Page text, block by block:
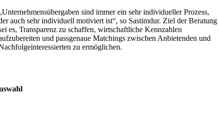
sind immer ein sehr individueller Prozess,
auch sehr individuell motiviert ist“, so Sastimdur. Ziel der Beratung
es, Transparenz zu schaffen, wirtschaftliche Kennzahlen
und passgenaue Matchings zwischen Anbietenden und
zu ermöglichen.